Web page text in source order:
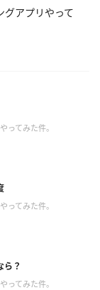
グアプリやって
ってみた件。
ってみた件。
ら？
ってみた件。